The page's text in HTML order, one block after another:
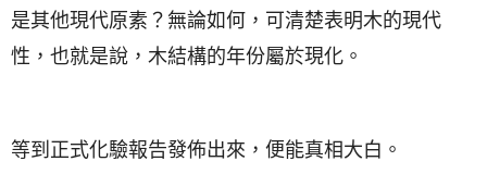
是其他現代原素？無論如何，可清楚表明木的現代
性，也就是說，木結構的年份屬於現化。
等到正式化驗報告發佈出來，便能真相大白。